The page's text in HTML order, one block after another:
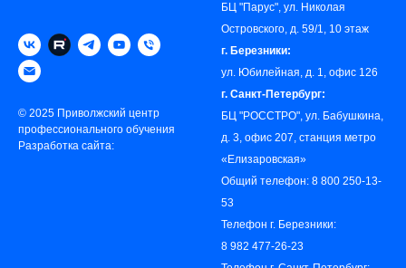
© 2025 Приволжский центр
профессионального обучения
Разработка сайта:
БЦ "Парус", ул. Николая
Островского, д. 59/1, 10 этаж
г. Березники:
ул. Юбилейная, д. 1, офис 126
г. Санкт-Петербург:
БЦ "РОССТРО", ул. Бабушкина,
д. 3, офис 207, станция метро
«‎Елизаровская»
Общий телефон: 8 800 250-13-
53
Телефон г. Березники:
8 982 477-26-23